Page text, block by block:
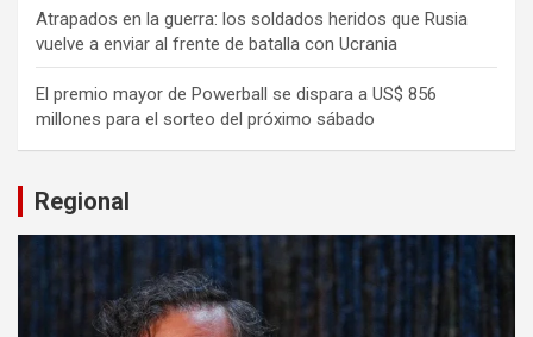
Atrapados en la guerra: los soldados heridos que Rusia
vuelve a enviar al frente de batalla con Ucrania
El premio mayor de Powerball se dispara a US$ 856
millones para el sorteo del próximo sábado
Regional